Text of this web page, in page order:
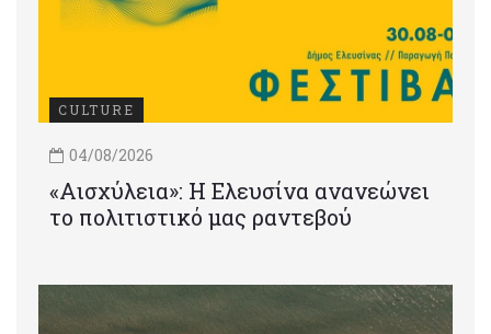
CULTURE
04/08/2026
«Αισχύλεια»: Η Ελευσίνα ανανεώνει
το πολιτιστικό μας ραντεβού